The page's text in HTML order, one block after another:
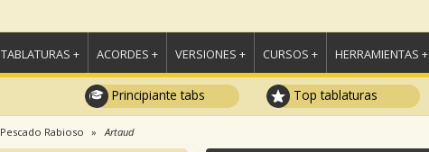
TABLATURAS + ACORDES + VERSIONES + CURSOS + HERRAMIENTAS +
Principiante tabs Top tablaturas
Pescado Rabioso Artaud